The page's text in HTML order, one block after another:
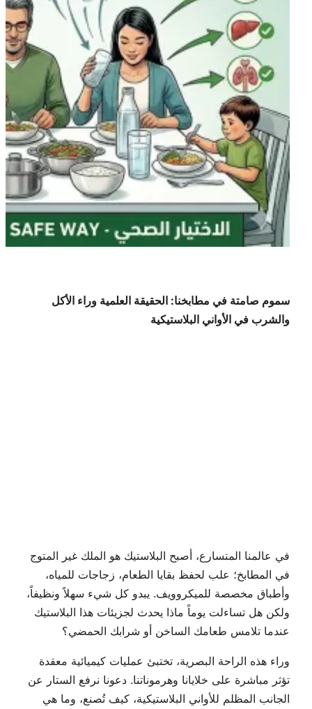
سموم صامتة في مطابخنا: الحقيقة العلمية وراء الأكل
والشرب في الأواني البلاستيكية
في عالمنا المتسارع، أصبح البلاستيك هو الملك غير المتوج
في المطابخ؛ علب لحفظ بقايا الطعام، زجاجات للمياه،
وأطباق مخصصة للميكروويف. يبدو كل شيء سهلاً ونظيفاً،
ولكن هل تساءلت يوماً ماذا يحدث لجزيئات هذا البلاستيك
عندما تلامس طعامك الساخن أو شرابك الحمضي؟
وراء هذه الراحة البصرية، تختبئ عمليات كيميائية معقدة
تؤثر مباشرة على خلايانا وهرموناتنا. دعونا نرفع الستار عن
الجانب المظلم للأواني البلاستيكية، كيف تُصنع، وما هي